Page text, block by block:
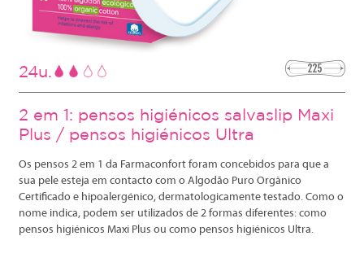
24u.
2 em 1: pensos higiénicos salvaslip Maxi
Plus / pensos higiénicos Ultra
Os pensos 2 em 1 da Farmaconfort foram concebidos para que a
sua pele esteja em contacto com o Algodão Puro Orgânico
Certificado e hipoalergénico, dermatologicamente testado. Como o
nome indica, podem ser utilizados de 2 formas diferentes: como
pensos higiénicos Maxi Plus ou como pensos higiénicos Ultra.